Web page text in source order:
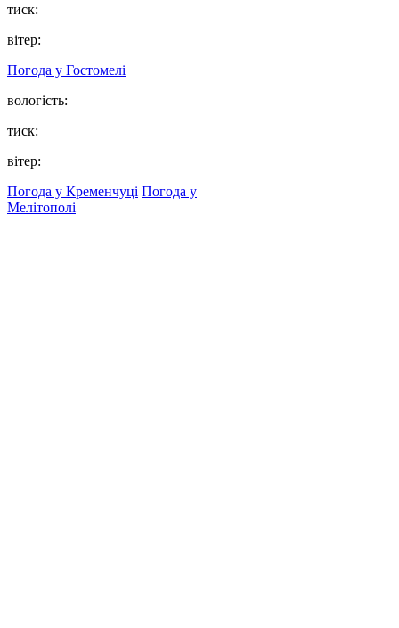
тиск:
вітер:
Погода у Гостомелі
вологість:
тиск:
вітер:
Погода у Кременчуці Погода у
Мелітополі